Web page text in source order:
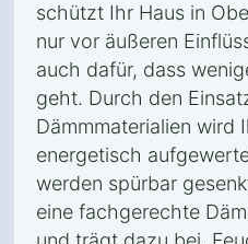
schützt Ihr Haus in
nur vor äußeren
auch dafür, dass
geht. Durch den
Dämmmaterialien wird
energetisch
werden spürbar
eine fachgerechte